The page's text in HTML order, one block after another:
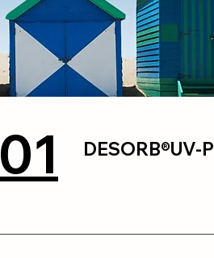
01 DESORB®UV-P